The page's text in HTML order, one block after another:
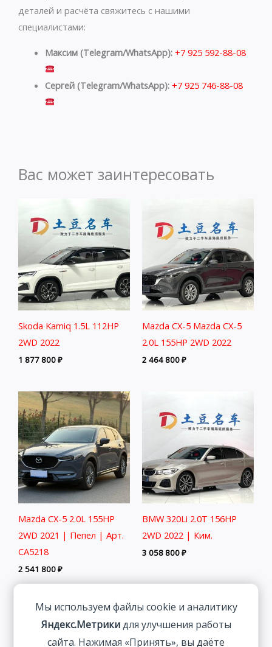
деталей и расчёта свяжитесь с нашими
специалистами:
Максим (Telegram/WhatsApp): +7 925 592-88-08
Сергей (Telegram/WhatsApp): +7 925 746-88-08
Вас может заинтересовать
Skoda Kamiq 1.5L 112HP
2WD 2022
1 877 800₽
Mazda CX-5 Mazda CX-5
2.0L 155HP 2WD 2022
2 464 800₽
Mazda CX-5 2.0L 155HP
2WD 2021 | Пепел | Арт.
CA5218
2 541 800₽
BMW 320Li 2.0T 156HP
2WD 2022 | Ким.
3 058 800₽
Мы используем файлы cookie и аналитику
Яндекс.Метрикидля улучшения работы
сайта. Нажимая «Принять», вы даёте